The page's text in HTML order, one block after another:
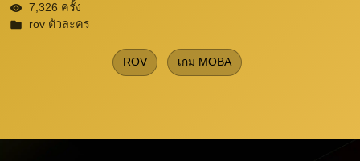
7,326 ครั้ง
rov ตัวละคร
ROV เกม MOBA